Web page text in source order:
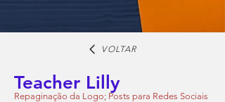
VOLTAR
Teacher Lilly
Repaginação da Logo; Posts para Redes Sociais